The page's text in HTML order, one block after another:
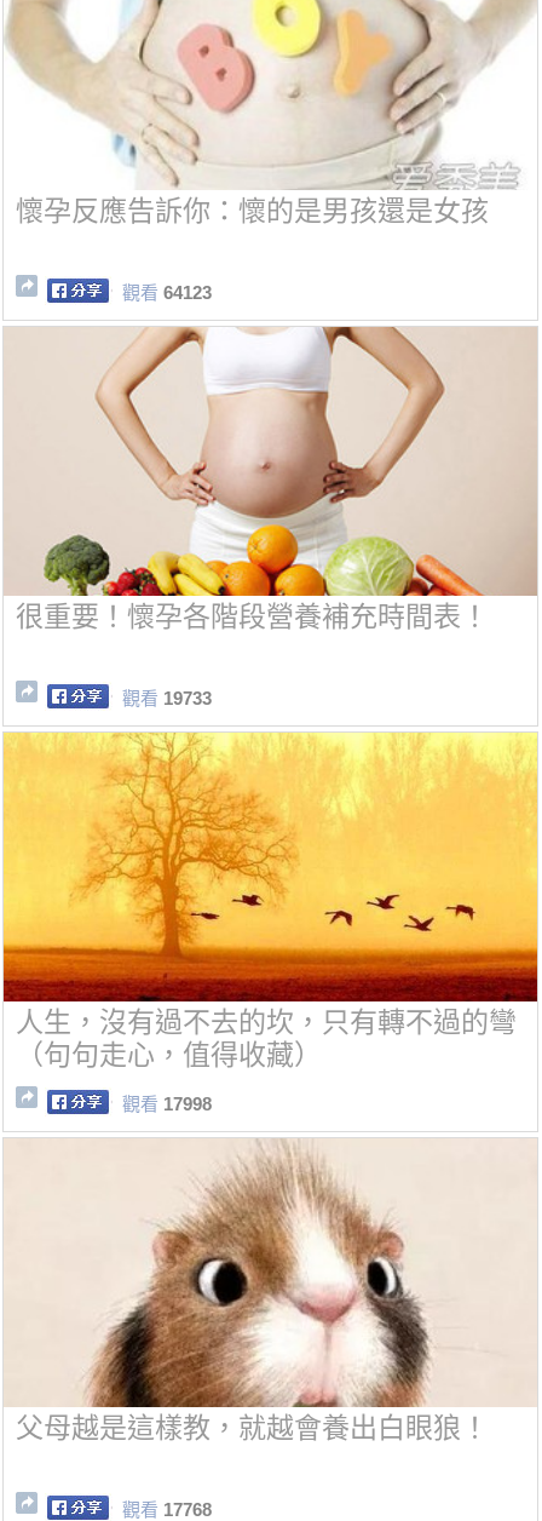
懷孕反應告訴你：懷的是男孩還是女孩
觀看 64123
很重要！懷孕各階段營養補充時間表！
觀看 19733
人生，沒有過不去的坎，只有轉不過的彎
（句句走心，值得收藏）
觀看 17998
父母越是這樣教，就越會養出白眼狼！
觀看 17768